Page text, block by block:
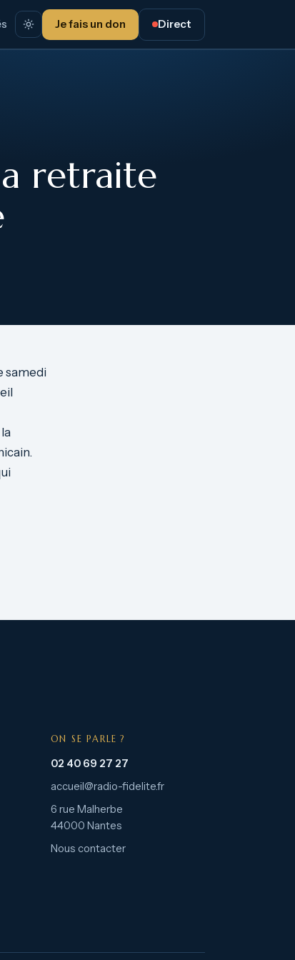
Je fais un don Direct
retraite
samedi
ON SE PARLE ?
02 40 69 27 27
accueil@radio-fidelite.fr
6 rue Malherbe
44000 Nantes
Nous contacter